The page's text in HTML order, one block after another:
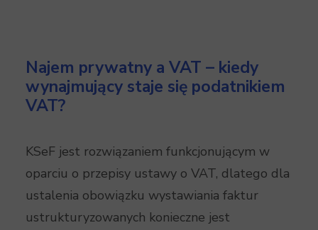
Najem prywatny a VAT – kiedy
wynajmujący staje się podatnikiem
VAT?
KSeF jest rozwiązaniem funkcjonującym w
oparciu o przepisy ustawy o VAT, dlatego dla
ustalenia obowiązku wystawiania faktur
ustrukturyzowanych konieczne jest